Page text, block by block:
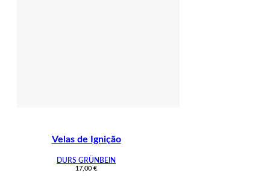
Velas de Ignição
DURS GRÜNBEIN
17,00 €